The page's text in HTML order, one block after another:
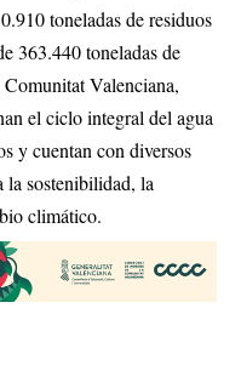
toneladas de residuos
363.440 toneladas de
Valenciana,
el ciclo integral del agua
y cuentan con diversos
la sostenibilidad, la
climático.